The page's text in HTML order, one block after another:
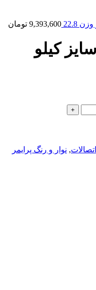
9,393,600 تومان
کیلو
اتصالات, نوار و رنگ پرایمر